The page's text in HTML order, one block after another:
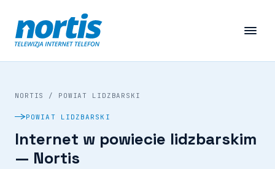
NORTIS / POWIAT LIDZBARSKI
POWIAT LIDZBARSKI
Internet w powiecie lidzbarskim
— Nortis